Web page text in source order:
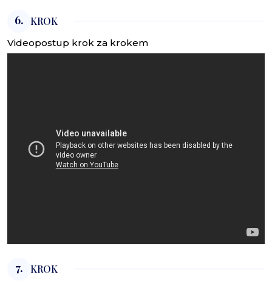
6. KROK
Videopostup krok za krokem
7. KROK